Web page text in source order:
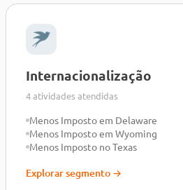
Internacionalização
4 atividades atendidas
Menos Imposto em Delaware
Menos Imposto em Wyoming
Menos Imposto no Texas
Explorar segmento →